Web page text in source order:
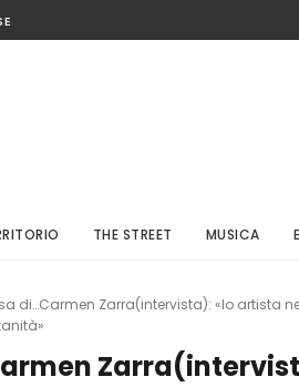
THE STREET MUSICA
di…Carmen Zarra(intervista): «Io artista